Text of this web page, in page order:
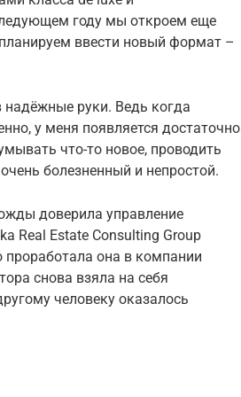
году мы откроем еще
ввести новый формат –
надёжные руки. Ведь когда
у меня появляется достаточно
что-то новое, проводить
болезненный и непростой.
доверила управление
Real Estate Consulting Group
она в компании
снова взяла на себя
человеку оказалось